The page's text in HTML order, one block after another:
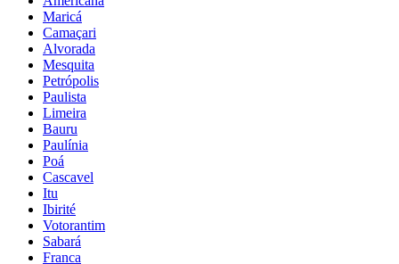
Maricá
Camaçari
Alvorada
Mesquita
Petrópolis
Paulista
Limeira
Bauru
Paulínia
Poá
Cascavel
Itu
Ibirité
Votorantim
Sabará
Franca